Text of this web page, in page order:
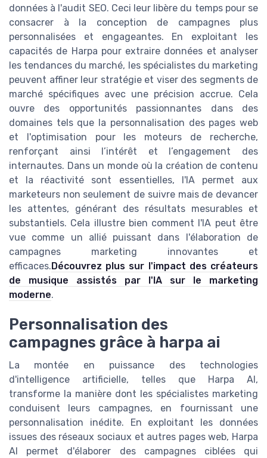
données à l'audit SEO. Ceci leur libère du temps pour se
consacrer à la conception de campagnes plus
personnalisées et engageantes. En exploitant les
capacités de Harpa pour extraire données et analyser
les tendances du marché, les spécialistes du marketing
peuvent affiner leur stratégie et viser des segments de
marché spécifiques avec une précision accrue. Cela
ouvre des opportunités passionnantes dans des
domaines tels que la personnalisation des pages web
et l'optimisation pour les moteurs de recherche,
renforçant ainsi l’intérêt et l’engagement des
internautes. Dans un monde où la création de contenu
et la réactivité sont essentielles, l'IA permet aux
marketeurs non seulement de suivre mais de devancer
les attentes, générant des résultats mesurables et
substantiels. Cela illustre bien comment l'IA peut être
vue comme un allié puissant dans l'élaboration de
campagnes marketing innovantes et
efficaces.Découvrez plus sur l'impact des créateurs
de musique assistés par l'IA sur le marketing
moderne.
Personnalisation des
campagnes grâce à harpa ai
La montée en puissance des technologies
d'intelligence artificielle, telles que Harpa AI,
transforme la manière dont les spécialistes marketing
conduisent leurs campagnes, en fournissant une
personnalisation inédite. En exploitant les données
issues des réseaux sociaux et autres pages web, Harpa
AI permet d'élaborer des campagnes ciblées qui